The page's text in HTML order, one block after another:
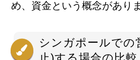
め、資金という概念があり
シンガポールでの
止)する場合の比較